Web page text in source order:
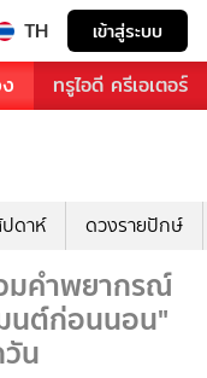
TH เข้าสู่ระบบ
ทรูไอดี ครีเอเตอร์
ดาห์ ดวงรายปักษ์
มคำพยากรณ์
นต์ก่อนนอน"
น